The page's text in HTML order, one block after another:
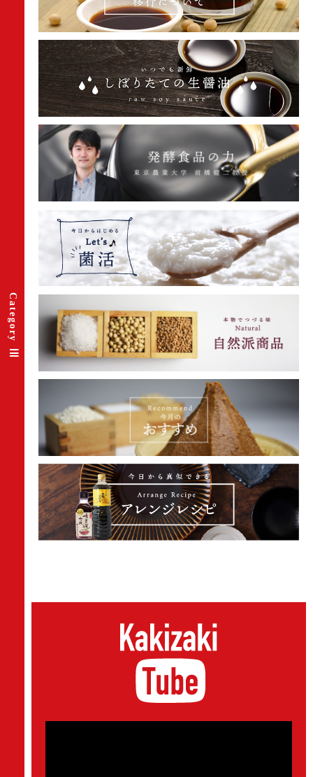
Category